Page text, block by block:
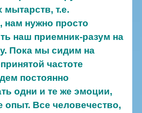
мытарств, т.е.
нам нужно просто
наш приемник-разум на
Пока мы сидим на
частоте
постоянно
одни и те же эмоции,
опыт. Все человечество,